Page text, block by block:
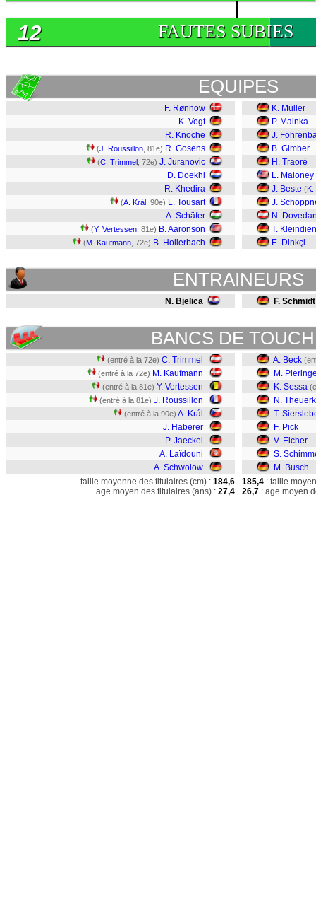
FAUTES SUBIES
12
EQUIPES
F. Rønnow
K. Vogt
R. Knoche
(J. Roussillon , 81e) R. Gosens
(C. Trimmel , 72e) J. Juranovic
D. Doekhi
R. Khedira
(A. Král , 90e) L. Tousart
A. Schäfer
(Y. Vertessen , 81e) B. Aaronson
(M. Kaufmann , 72e) B. Hollerbach
K. Müller
P. Mainka
J.
B. Gimber
H. Traorè
L. Maloney
J. Beste (K.
J.
N.
T.
E. Dinkçi
ENTRAINEURS
N. Bjelica F. Schmidt
BANCS DE
(entré à la 72e) C. Trimmel
(entré à la 72e) M. Kaufmann
(entré à la 81e) Y. Vertessen
(entré à la 81e) J. Roussillon
(entré à la 90e) A. Král
J. Haberer
P. Jaeckel
A. Laïdouni
A. Schwolow
A. Beck
M.
K. Sessa
N.
T.
F. Pick
V. Eicher
S.
M. Busch
taille moyenne des titulaires (cm) : 184,6
age moyen des titulaires (ans) : 27,4
185,4 : taille
26,7 : age moyen